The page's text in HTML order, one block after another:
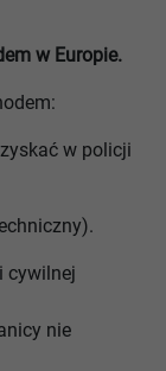
w Europie.
w policji
cywilnej
nie